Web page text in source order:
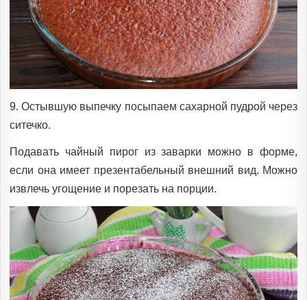
9. Остывшую выпечку посыпаем сахарной пудрой через
ситечко.
Подавать чайный пирог из заварки можно в форме,
если она имеет презентабельный внешний вид. Можно
извлечь угощение и порезать на порции.